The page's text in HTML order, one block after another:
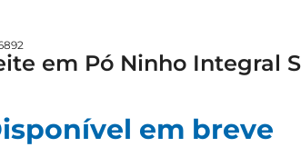
em Pó Ninho Integral
em breve